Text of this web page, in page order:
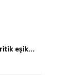
eşik…